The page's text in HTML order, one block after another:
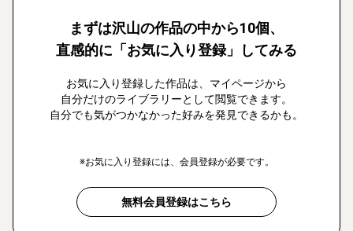
まずは沢山の作品の中から10個、
直感的に「お気に入り登録」してみる
お気に入り登録した作品は、マイページから
自分だけのライブラリーとして閲覧できます。
自分でも気がつかなかった好みを発見できるかも。
※お気に入り登録には、会員登録が必要です。
無料会員登録はこちら